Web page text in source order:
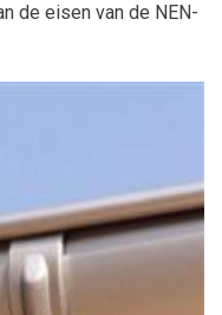
de eisen van de NEN-